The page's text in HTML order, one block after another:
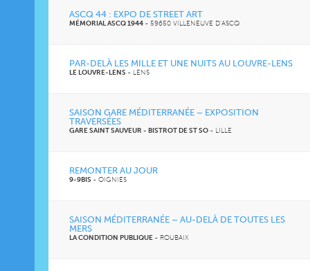
ASCQ 44 : EXPO DE STREET ART
MÉMORIAL ASCQ 1944 - 59650 VILLENEUVE D'ASCQ
PAR-DELÀ LES MILLE ET UNE NUITS AU LOUVRE-LENS
LE LOUVRE-LENS - LENS
SAISON GARE MÉDITERRANÉE – EXPOSITION
TRAVERSÉES
GARE SAINT SAUVEUR - BISTROT DE ST SO - LILLE
REMONTER AU JOUR
9-9BIS - OIGNIES
SAISON MÉDITERRANÉE – AU-DELÀ DE TOUTES LES
MERS
LA CONDITION PUBLIQUE - ROUBAIX